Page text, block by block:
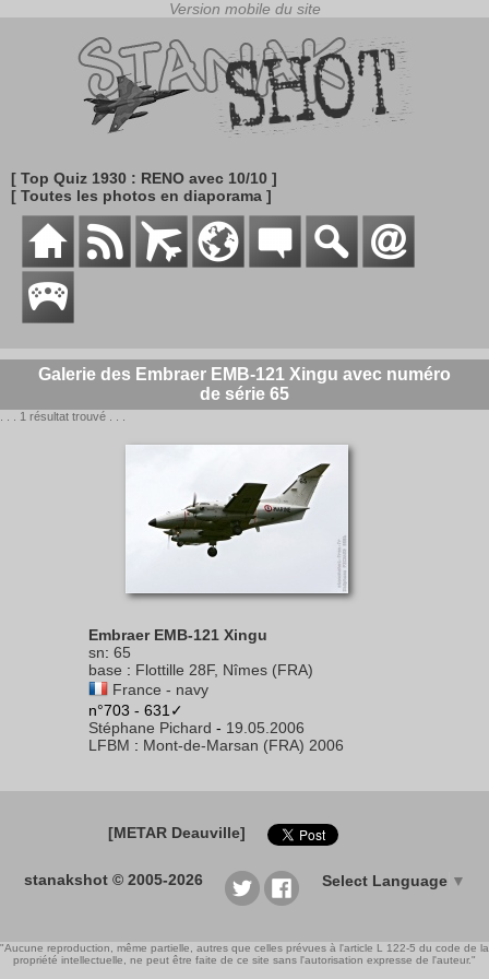
[ Top Quiz 1930 : RENO avec 10/10 ]
[ Toutes les photos en diaporama ]
Galerie des Embraer EMB-121 Xingu avec numéro
de série 65
. . . 1 résultat trouvé . . .
Embraer EMB-121 Xingu
sn: 65
base : Flottille 28F, Nîmes (FRA)
France - navy
n°703 - 631✓
Stéphane Pichard - 19.05.2006
LFBM : Mont-de-Marsan (FRA) 2006
[METAR Deauville]
stanakshot © 2005-2026 Select Language ▼
"Aucune reproduction, même partielle, autres que celles prévues à l'article L 122-5 du code de la
propriété intellectuelle, ne peut être faite de ce site sans l'autorisation expresse de l'auteur."